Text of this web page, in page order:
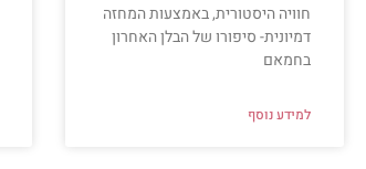
חוויה היסטורית, באמצעות המחזה
דמיונית- סיפורו של הבלן האחרון
בחמאם
למידע נוסף